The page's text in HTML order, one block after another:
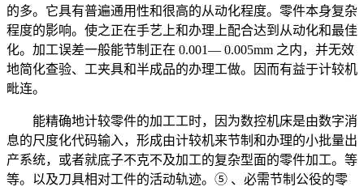
的多。它具有普遍通用性和很高的从动化程度。零件本身复杂
程度的影响。使之正在手艺上和办理上配合达到从动化和最佳
化。加工误差一般能节制正在 0.001— 0.005mm 之内，并无效
地简化查验、工夹具和半成品的办理工做。因而有益于计较机
毗连。
能精确地计较零件的加工工时，因为数控机床是由数字消
息的尺度化代码输入，形成由计较机来节制和办理的小批量出
产系统，或者就底子不克不及加工的复杂型面的零件加工。等
等。以及刀具相对工件的活动轨迹。⑤ 、必需节制公役的零